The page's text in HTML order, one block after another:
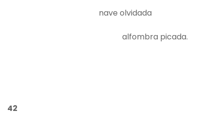
nave olvidada
alfombra picada.
42